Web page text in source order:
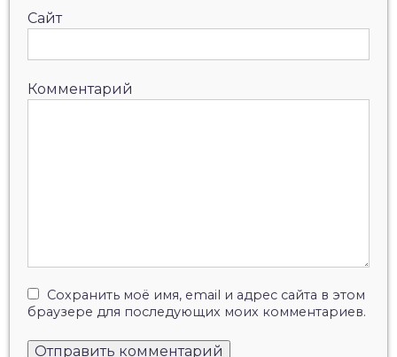
Сайт
Комментарий
Сохранить моё имя, email и адрес сайта в этом
браузере для последующих моих комментариев.